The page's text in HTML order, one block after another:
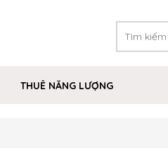
THUÊ NĂNG LƯỢNG